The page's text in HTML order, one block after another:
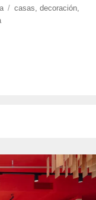
Etiquetas
casas ,decoración